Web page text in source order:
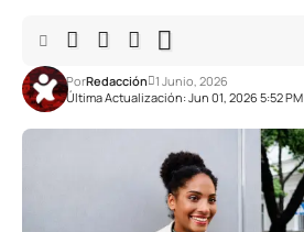
Última Actualización: Jun 01, 2026 5:52 PM
PorRedacción 1 Junio, 2026